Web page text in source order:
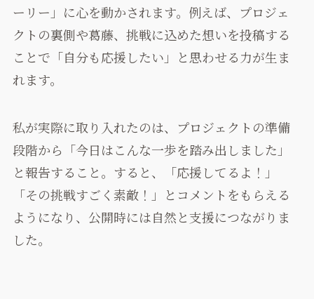
ーリー」に心を動かされます。例えば、プロジェ
クトの裏側や葛藤、挑戦に込めた想いを投稿する
ことで「自分も応援したい」と思わせる力が生ま
れます。
私が実際に取り入れたのは、プロジェクトの準備
段階から「今日はこんな一歩を踏み出しました」
と報告すること。すると、「応援してるよ！」
「その挑戦すごく素敵！」とコメントをもらえる
ようになり、公開時には自然と支援につながりま
した。